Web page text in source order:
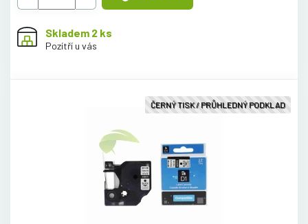
Skladem 2 ks
Pozítří u vás
ČERNÝ TISK / PRŮHLEDNÝ PODKLAD